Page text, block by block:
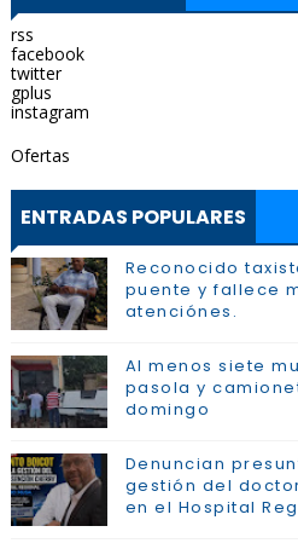
rss
facebook
twitter
gplus
instagram
Ofertas
ENTRADAS POPULARES
Reconocido
puente y fallece
atenciónes.
Al menos siete
pasola y
domingo
Denuncian
gestión del
en el Hospital